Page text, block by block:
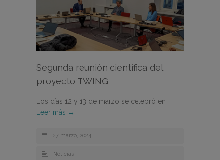
Segunda reunión científica del
proyecto TWING
Los días 12 y 13 de marzo se celebró en…
Leer más →
27 marzo, 2024
Noticias